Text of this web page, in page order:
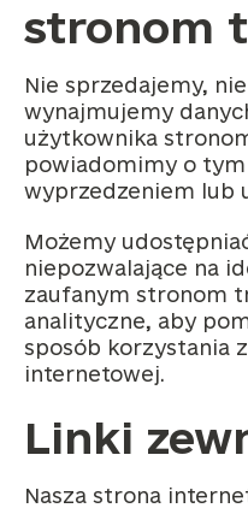
stronom
Nie sprzedajemy,
wynajmujemy
użytkownika
powiadomimy o
wyprzedzeniem lub
Możemy
niepozwalające na
zaufanym stronom
analityczne, aby
sposób korzystania
internetowej.
Linki
Nasza strona